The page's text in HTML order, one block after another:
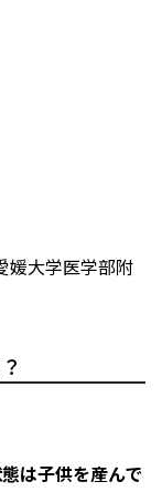
媛大学医学部附
は子供を産んで